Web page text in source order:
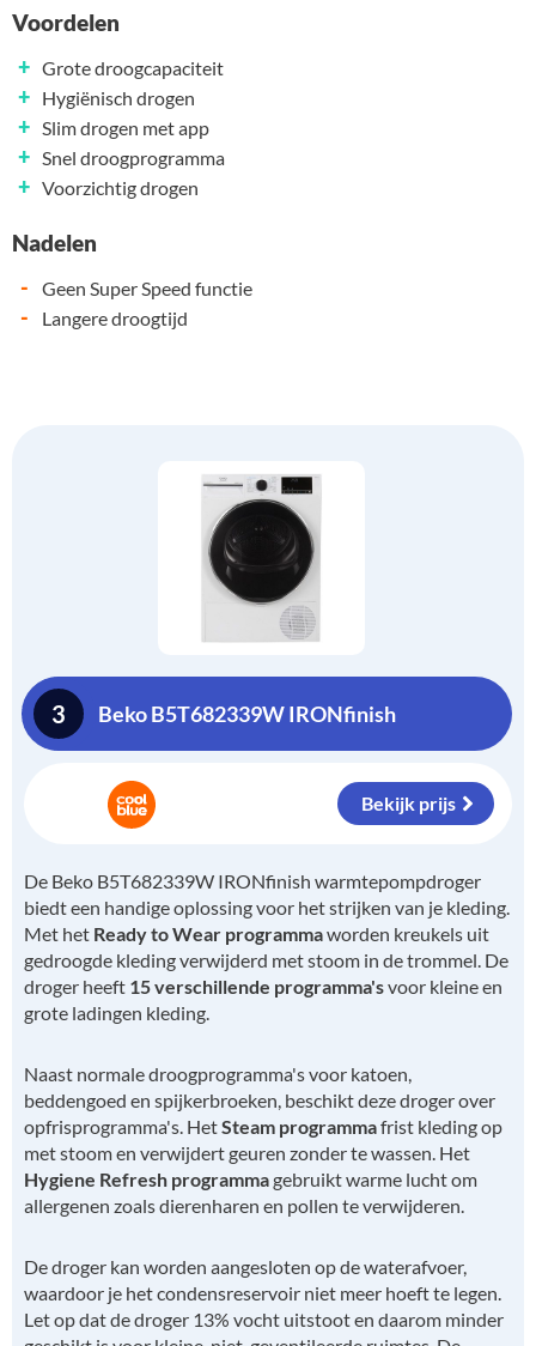
Voordelen
+ Grote droogcapaciteit
+ Hygiënisch drogen
+ Slim drogen met app
+ Snel droogprogramma
+ Voorzichtig drogen
Nadelen
- Geen Super Speed functie
- Langere droogtijd
3 Beko B5T682339W IRONfinish
Bekijk prijs
De Beko B5T682339W IRONfinish warmtepompdroger
biedt een handige oplossing voor het strijken van je kleding.
Met het Ready to Wear programmaworden kreukels uit
gedroogde kleding verwijderd met stoom in de trommel. De
droger heeft 15 verschillende programma'svoor kleine en
grote ladingen kleding.
Naast normale droogprogramma's voor katoen,
beddengoed en spijkerbroeken, beschikt deze droger over
opfrisprogramma's. HetSteam programmafrist kleding op
met stoom en verwijdert geuren zonder te wassen. Het
Hygiene Refresh programmagebruikt warme lucht om
allergenen zoals dierenharen en pollen te verwijderen.
De droger kan worden aangesloten op de waterafvoer,
waardoor je het condensreservoir niet meer hoeft te legen.
Let op dat de droger 13% vocht uitstoot en daarom minder